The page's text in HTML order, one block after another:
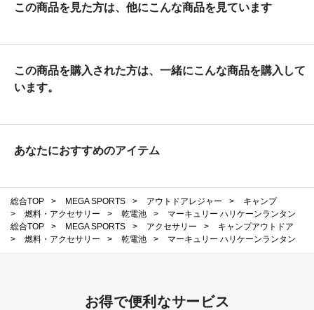
この商品を見た方は、他にこんな商品を見ています
この商品を購入された方は、一緒にこんな商品を購入して
います。
あなたにおすすめのアイテム
総合TOP > MEGA SPORTS > アウトドアレジャー >
キャンプ
>
燃料・アクセサリー > 乾電池 >
マーキュリー ハリケーンランタン
総合TOP
> MEGA SPORTS > アクセサリー >
キャンプアウトドア
>
燃料・アクセサリー > 乾電池 > マーキュリー ハリケーンランタン
お得で便利なサービス